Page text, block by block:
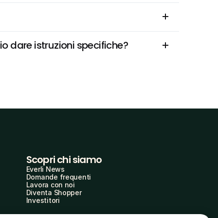
dare istruzioni specifiche?
Scopri chi siamo
Everli News
Domande frequenti
Lavora con noi
Diventa Shopper
Investitori